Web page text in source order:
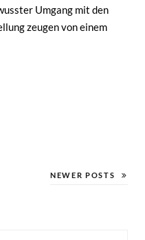
Umgang mit den
zeugen von einem
NEWER POSTS